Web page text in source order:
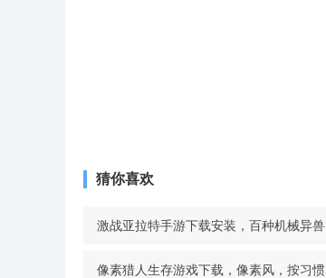
猜你喜欢
激战亚拉特手游下载安装，百种机械异兽
同屏求生，限时挑战刺激感爆棚 v1.15.0
像素猎人生存游戏下载，像素风，按习惯